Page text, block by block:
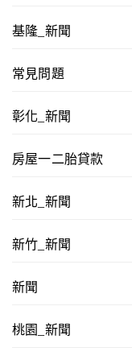
基隆_新聞
常見問題
彰化_新聞
房屋一二胎貸款
新北_新聞
新竹_新聞
新聞
桃園_新聞